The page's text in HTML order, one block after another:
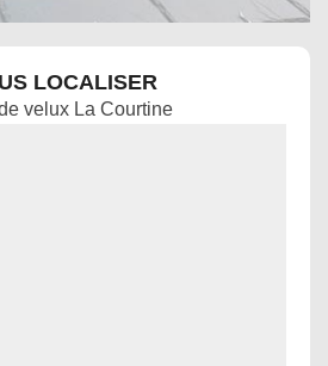
LOCALISER
velux La Courtine